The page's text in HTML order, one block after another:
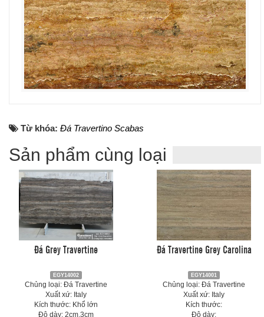
Từ khóa: Đá Travertino Scabas
Sản phẩm cùng loại
Đá Grey Travertine
EGY14002
Chủng loại: Đá Travertine
Xuất xứ: Italy
Kích thước: Khổ lớn
Độ dày: 2cm,3cm
Đá Travertine Grey Carolina
EGY14001
Chủng loại: Đá Travertine
Xuất xứ: Italy
Kích thước:
Độ dày: